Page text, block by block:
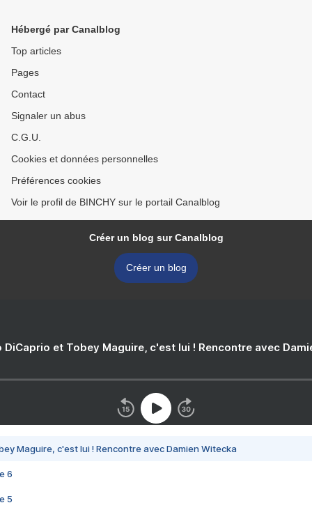
Hébergé par Canalblog
Top articles
Pages
Contact
Signaler un abus
C.G.U.
Cookies et données personnelles
Préférences cookies
Voir le profil de BINCHY sur le portail Canalblog
Créer un blog sur Canalblog
Créer un blog
DiCaprio et Tobey Maguire, c'est lui ! Rencontre avec
Maguire, c'est lui ! Rencontre avec Damien Witecka
6
5